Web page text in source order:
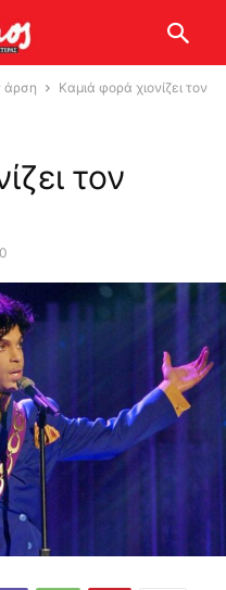
άρση
Καμιά φορά χιονίζει τον
τον